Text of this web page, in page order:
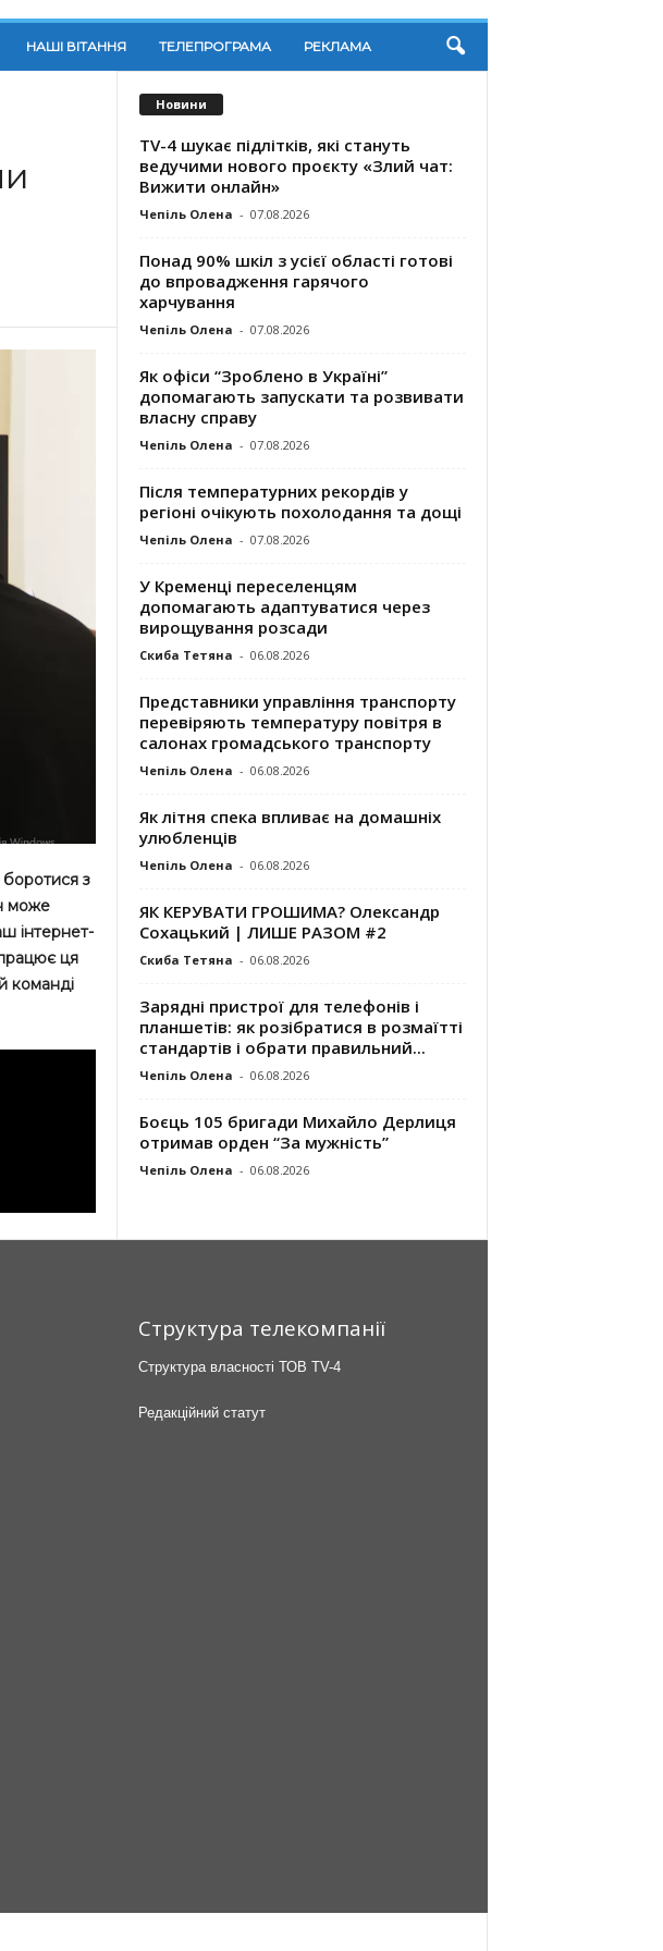
НАШІ ВІТАННЯ ТЕЛЕПРОГРАМА РЕКЛАМА
з
може
інтернет-
ця
команді
Новини
TV-4 шукає підлітків, які стануть
ведучими нового проєкту «Злий чат:
Вижити онлайн»
Чепіль Олена - 07.08.2026
Понад 90% шкіл з усієї області готові
до впровадження гарячого
харчування
Чепіль Олена - 07.08.2026
Як офіси “Зроблено в Україні”
допомагають запускaти та розвивати
власну справу
Чепіль Олена - 07.08.2026
Після температурних рекордів у
регіоні очікують похолодання та дощі
Чепіль Олена - 07.08.2026
У Кременці переселенцям
допомагають адаптуватися через
вирощування розсади
Скиба Тетяна - 06.08.2026
Представники управління транспорту
перевіряють температуру повітря в
салонах громадського транспорту
Чепіль Олена - 06.08.2026
Як літня спека впливає на домашніх
улюбленців
Чепіль Олена - 06.08.2026
ЯК КЕРУВАТИ ГРОШИМА? Олександр
Сохацький | ЛИШЕ РАЗОМ #2
Скиба Тетяна - 06.08.2026
Зарядні пристрої для телефонів і
планшетів: як розібратися в розмаїтті
стандартів і обрати правильний...
Чепіль Олена - 06.08.2026
Боєць 105 бригади Михайло Дерлиця
отримав орден “За мужність”
Чепіль Олена - 06.08.2026
Структура телекомпанії
Структура власності ТОВ TV-4
Редакційний статут